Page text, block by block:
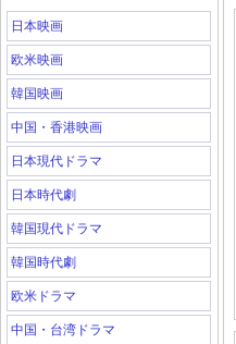
日本映画
欧米映画
韓国映画
中国・香港映画
日本現代ドラマ
日本時代劇
韓国現代ドラマ
韓国時代劇
欧米ドラマ
中国・台湾ドラマ